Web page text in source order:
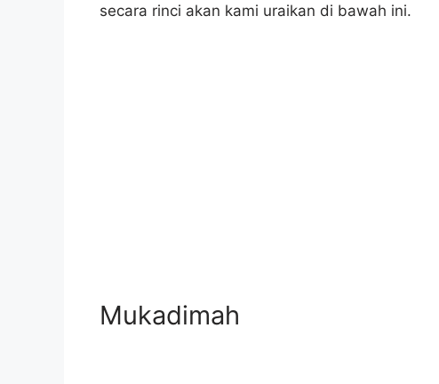
secara rinci akan kami uraikan di bawah ini.
Mukadimah